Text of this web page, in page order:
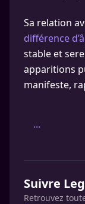
Sa relation
différence
stable et
apparitions
manifeste,
...
Suivre
Retrouvez